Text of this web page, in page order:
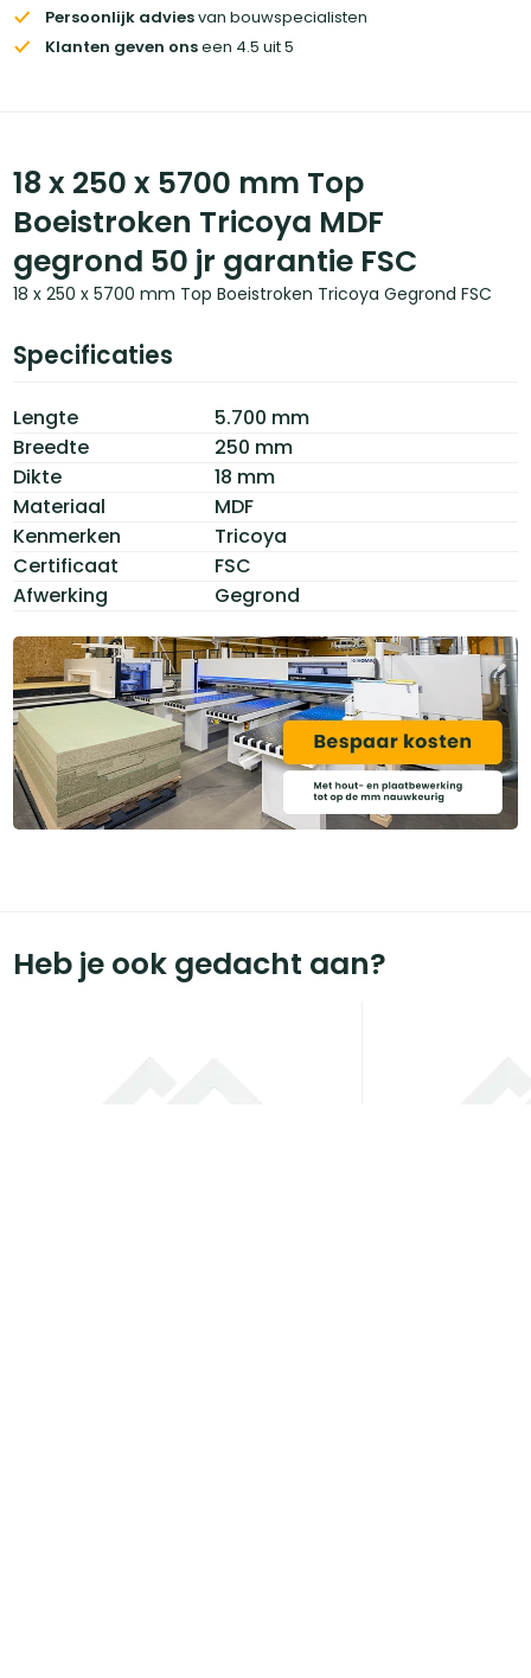
Persoonlijk adviesvan bouwspecialisten
Klanten geven onseen 4.5 uit 5
18 x 250 x 5700 mm Top
Boeistroken Tricoya MDF
gegrond 50 jr garantie FSC
18 x 250 x 5700 mm Top Boeistroken Tricoya Gegrond FSC
Specificaties
Lengte
5.700 mm
Breedte
250 mm
Dikte
18 mm
Materiaal
MDF
Kenmerken
Tricoya
Certificaat
FSC
Afwerking
Gegrond
Heb je ook gedacht aan?